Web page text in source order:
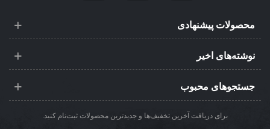
محصولات پیشنهادی
نوشته‌های اخیر
جستجوهای محبوب
برای دریافت آخرین تخفیف‌ها و جدیدترین محصولات ثبت‌نام کنید.